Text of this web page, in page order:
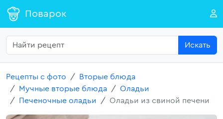
Поварок
Искать
Рецепты с фото
Вторые блюда
Мучные вторые блюда
Оладьи
Печеночные оладьи
Оладьи из свиной печени